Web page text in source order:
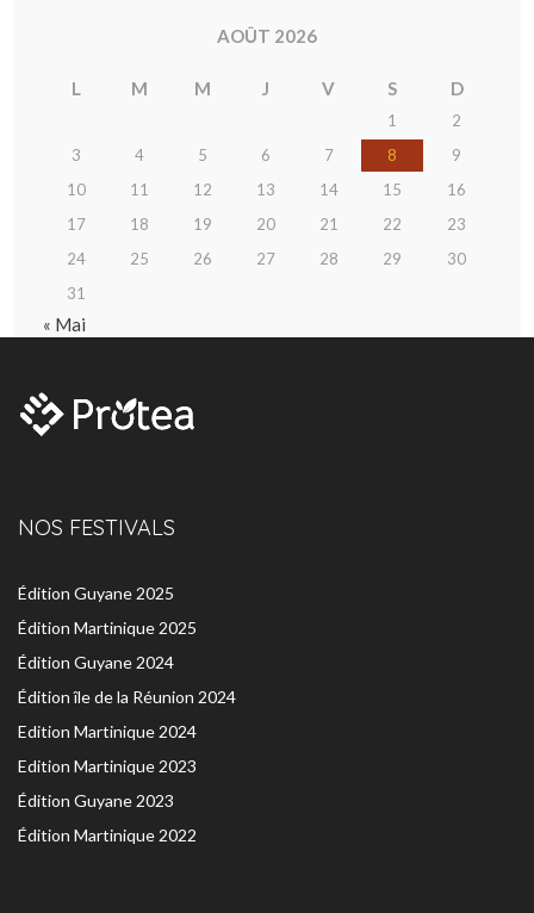
AOÛT 2026
L M M J V S D
1
2
3
4 5 6 7 8
9
10
11 12 13 14 15
16
17
18 19 20 21 22
23
24
25 26 27 28 29
30
31
« Mai
NOS FESTIVALS
Édition Guyane 2025
Édition Martinique 2025
Édition Guyane 2024
Édition île de la Réunion 2024
Edition Martinique 2024
Edition Martinique 2023
Édition Guyane 2023
Édition Martinique 2022